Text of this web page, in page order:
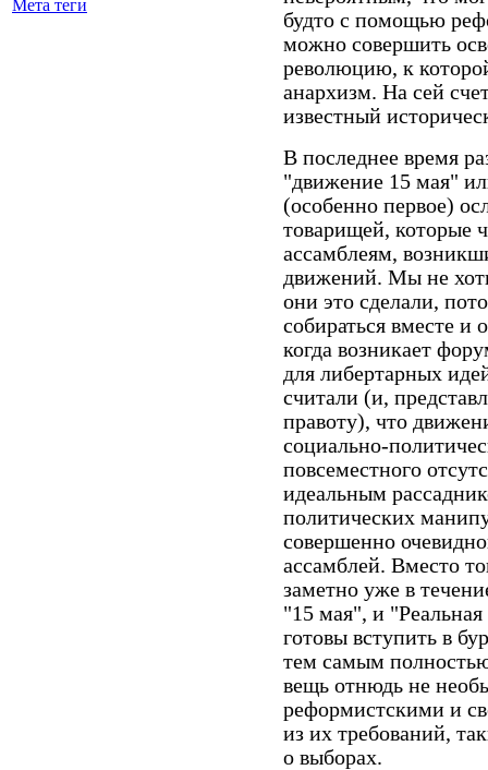
Мета теги
будто с помощью
можно совершить
революцию, к
анархизм. На сей
известный
В последнее время
"движение 15 мая"
(особенно первое)
товарищей, которые
ассамблеям,
движений. Мы не
они это сделали,
собираться вместе
когда возникает
для либертарных
считали (и,
правоту), что
социально-
повсеместного
идеальным
политических
совершенно
ассамблей. Вместо
заметно уже в
"15 мая", и
готовы вступить в
тем самым
вещь отнюдь не
реформистскими и
из их требований,
о выборах.